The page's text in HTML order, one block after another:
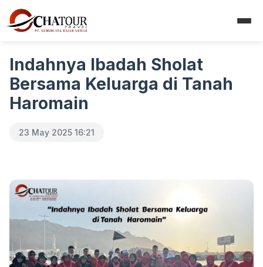
Indahnya Ibadah Sholat
Bersama Keluarga di Tanah
Haromain
23 May 2025 16:21